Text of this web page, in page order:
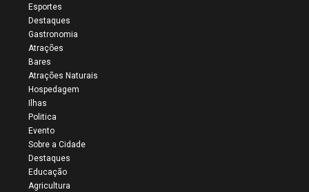
Esportes
Destaques
Gastronomia
Atrações
Bares
Atrações Naturais
Hospedagem
Ilhas
Politica
Evento
Sobre a Cidade
Destaques
Educação
Agricultura